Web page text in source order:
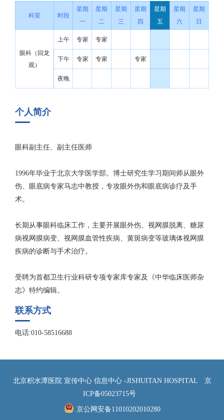
科室 时段
星期
一
星期
二
星期
三
星期
四
星期
五
星期
六
星期
日
眼科（回龙
观）
上午 专家 专家
下午 专家 专家 专家
夜晚
个人简介
眼科副主任、副主任医师
1996年毕业于北京大学医学部。博士研究生学习期间师从眼外
伤、眼底病专家马志中教授，专攻眼外伤和眼底病诊疗及手
术。
长期从事眼科临床工作，主要开展眼外伤、视网膜脱离、糖尿
病视网膜病变、视网膜血管性疾病、黄斑病变等玻璃体视网膜
疾病的诊断与手术治疗。
受聘为首都卫生行业科研专项专家库专家及《中华临床医师杂
志》特约编辑。
联系方式
电话:010-58516688
北京积水潭医院 宣传中心 信息中心 -JISHUITAN HOSPITAL
京
ICP备05023715号
京公网安备11010202010280